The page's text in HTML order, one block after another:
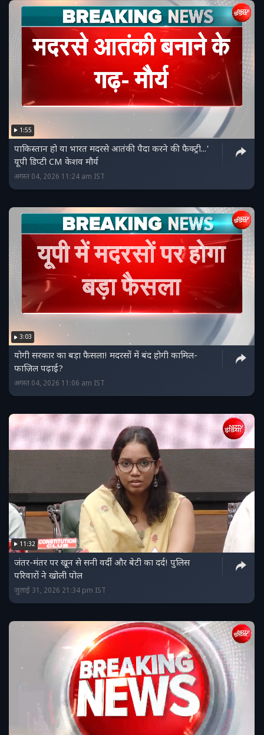
1:55
पाकिस्‍तान हो या भारत मदरसे आतंकी पैदा करने की फैक्ट्री...'
यूपी डिप्‍टी CM केशव मौर्य
अगस्त 04, 2026 11:24 am IST
3:03
योगी सरकार का बड़ा फैसला! मदरसों में बंद होगी कामिल-
फाज़िल पढ़ाई?
अगस्त 04, 2026 11:06 am IST
11:32
जंतर-मंतर पर खून से सनी वर्दी और बेटी का दर्द! पुलिस
परिवारों ने खोली पोल
जुलाई 31, 2026 21:34 pm IST